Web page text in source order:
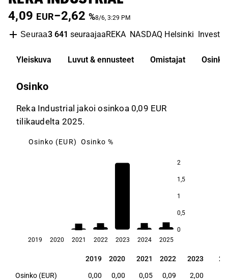
4,09 EUR−2,62 %8/6, 3:29 PM
Seuraa3 641 seuraajaaREKA NASDAQ Helsinki
Yleiskuva Luvut & ennusteet Omistajat Osinko
Osinko
Reka Industrial jakoi osinkoa 0,09 EUR
tilikaudelta 2025.
Osinko (EUR) Osinko %
2
1,5
1
0,5
0
1,3 1,6 1,6
2019 2020 2021 2022 2023 2024 2025
2019 2020 2021 2022 2023
2019 2020 2021 2022 2023
Osinko (EUR) 0,00 0,00 0,05 0,09 2,00